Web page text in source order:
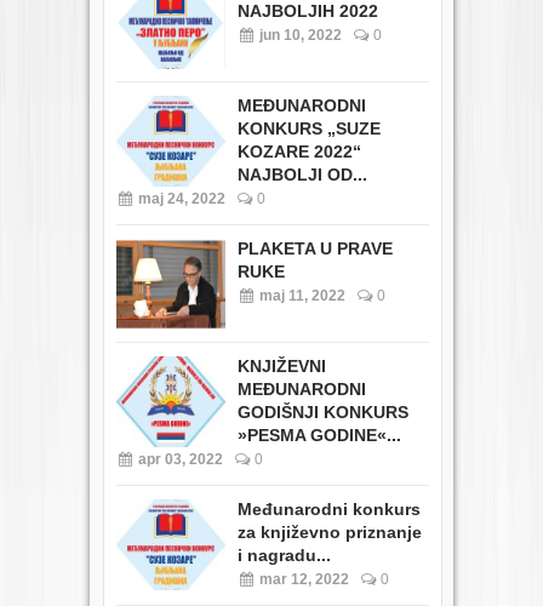
NAJBOLJIH 2022
jun 10, 2022 0
MEĐUNARODNI
KONKURS „SUZE
KOZARE 2022“
NAJBOLJI OD...
maj 24, 2022 0
PLAKETA U PRAVE
RUKE
maj 11, 2022 0
KNJIŽEVNI
MEĐUNARODNI
GODIŠNJI KONKURS
»PESMA GODINE«...
apr 03, 2022 0
Međunarodni konkurs
za književno priznanje
i nagradu...
mar 12, 2022 0